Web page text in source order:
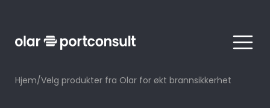
Hjem/Velg produkter fra Olar for økt brannsikkerhet